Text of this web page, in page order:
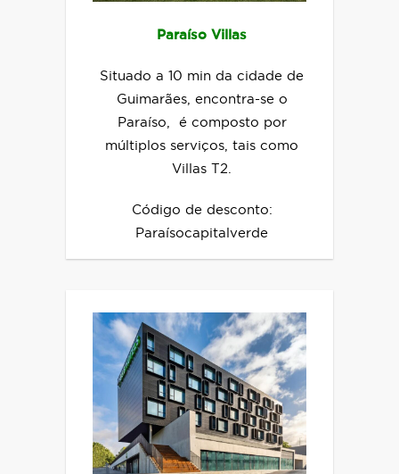
Paraíso Villas
Situado a 10 min da cidade de
Guimarães, encontra-se o
Paraíso, é composto por
múltiplos serviços, tais como
Villas T2.
Código de desconto:
Paraísocapitalverde